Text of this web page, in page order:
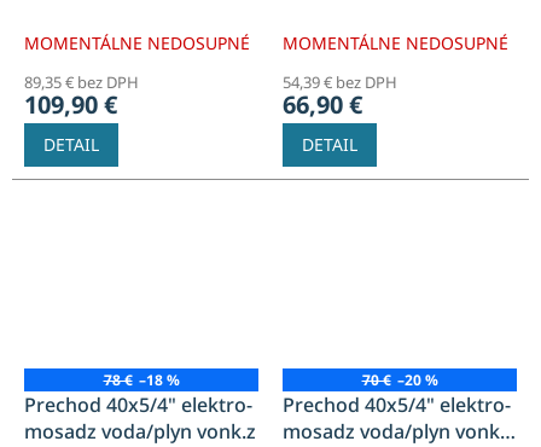
MOMENTÁLNE NEDOSUPNÉ
89,35 € bez DPH
109,90 €
DETAIL
MOMENTÁLNE NEDOSUPNÉ
54,39 € bez DPH
66,90 €
DETAIL
78 € –18 %
Prechod 40x5/4" elektro-
mosadz voda/plyn vonk.z
70 € –20 %
Prechod 40x5/4" elektro-
mosadz voda/plyn vonk.z